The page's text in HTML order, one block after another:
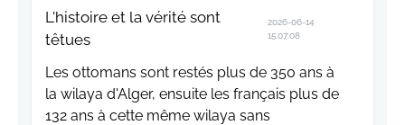
L'histoire et la vérité sont
têtues
2026-06-14
15:07:08
Les ottomans sont restés plus de 350 ans à
la wilaya d'Alger, ensuite les français plus de
132 ans à cette même wilaya sans